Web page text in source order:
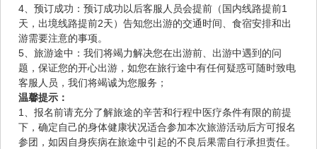
4、预订成功：预订成功以后客服人员会提前（国内线路提前1
天，出境线路提前2天）告知您出游的交通时间、食宿安排和出
游需要注意的事项。
5、旅游途中：我们将竭力解决您在出游前、出游中遇到的问
题，保证您的开心出游，如您在旅行途中有任何疑惑可随时致电
客服人员，我们将竭诚为您服务；
温馨提示：
1、报名前请充分了解旅途的辛苦和行程中医疗条件有限的前提
下，确定自己的身体健康状况适合参加本次旅游活动后方可报名
参团，如因自身疾病在旅途中引起的不良后果需自行承担责任。